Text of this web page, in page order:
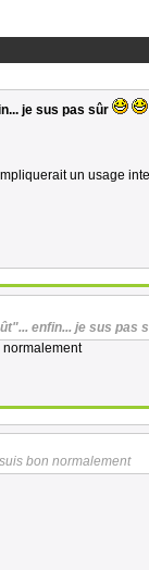
je sus pas sûr
un usage
enfin... je sus pas
normalement
bon normalement